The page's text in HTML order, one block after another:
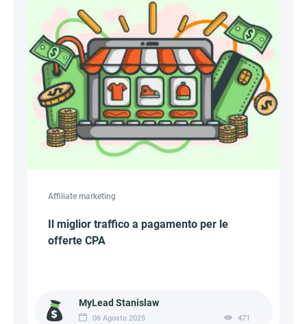
Affiliate marketing
Il miglior traffico a pagamento per le
offerte CPA
MyLead Stanislaw
06 Agosto 2025 471